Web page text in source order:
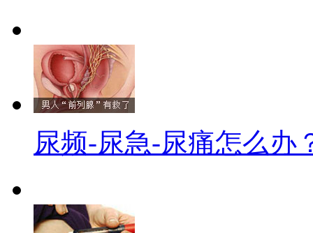
尿频-尿急-尿痛怎么办